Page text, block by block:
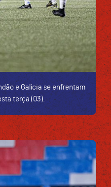
e Galícia se enfrentam
terça (03).